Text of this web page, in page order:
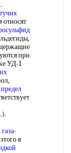
при
УД-1
в